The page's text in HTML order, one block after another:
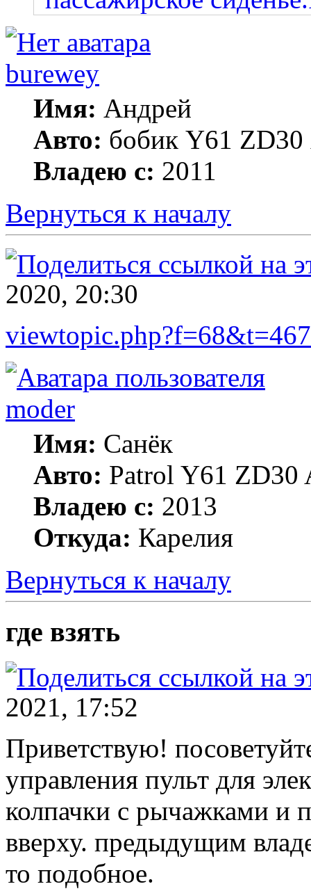
burewey
Имя: Андрей
Авто: бобик Y61
Владею с: 2011
Вернуться к началу
2020, 20:30
viewtopic.php?f=68&t=467
moder
Имя: Санёк
Авто: Patrol Y61 ZD30
Владею с: 2013
Откуда: Карелия
Вернуться к началу
где взять
2021, 17:52
Приветствую!
управления пульт для
колпачки с рычажками и
вверху. предыдущим
то подобное.